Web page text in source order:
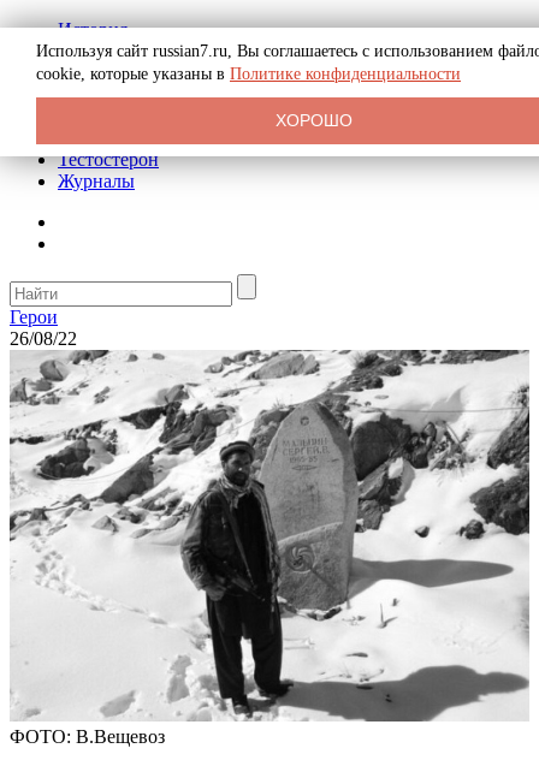
История
Биография
Криминал
Реклама на сайте
Тестостерон
Журналы
Герои
26/08/22
ФОТО: В.Вещевоз
Используя сайт russian7.ru, Вы соглашаетесь с использованием
cookie, которые указаны в Политике конфиденциальности
ХОРОШО